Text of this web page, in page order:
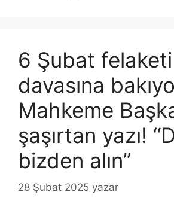
6 Şubat felaketi
davasına
Mahkeme
şaşırtan yazı!
bizden alın”
28 Şubat 2025 yazar